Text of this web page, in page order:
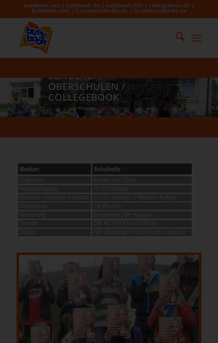
busybook.net | busybook.de | busybook.info | collegebook.de |
Schulheft.com | Gratisschulhefte.de | Grundschulhefte.de
SCHULHEFT
OBERSCHULEN /
COLLEGEBOOK